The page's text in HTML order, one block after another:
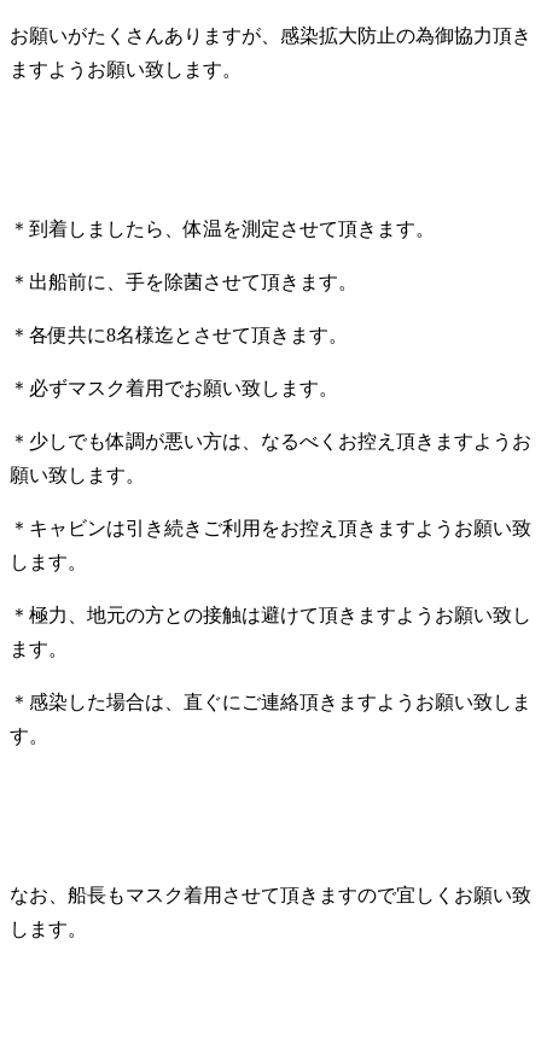
お願いがたくさんありますが、感染拡大防止の為御協力頂き
ますようお願い致します。
＊到着しましたら、体温を測定させて頂きます。
＊出船前に、手を除菌させて頂きます。
＊各便共に8名様迄とさせて頂きます。
＊必ずマスク着用でお願い致します。
＊少しでも体調が悪い方は、なるべくお控え頂きますようお
願い致します。
＊キャビンは引き続きご利用をお控え頂きますようお願い致
します。
＊極力、地元の方との接触は避けて頂きますようお願い致し
ます。
＊感染した場合は、直ぐにご連絡頂きますようお願い致しま
す。
なお、船長もマスク着用させて頂きますので宜しくお願い致
します。